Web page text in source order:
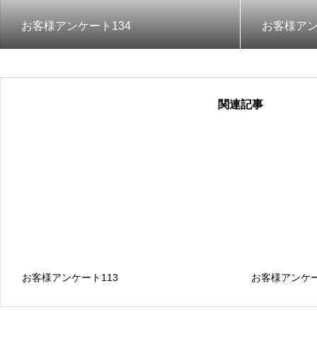
お客様アンケート134 お客様ア
関連記事
お客様アンケート113 お客様アンケ